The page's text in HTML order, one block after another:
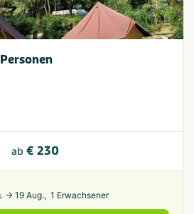
ab € 230
→ 19 Aug., 1 Erwachsener